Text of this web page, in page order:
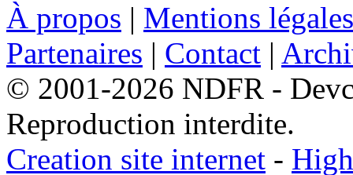
À propos | Mentions légales
Partenaires | Contact |
© 2001-2026 NDFR -
Reproduction interdite.
Creation site internet -